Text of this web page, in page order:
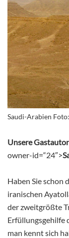
Saudi-Arabien
Unsere
owner-id=“24″>
Haben Sie schon
iranischen
der zweitgrößte
Erfüllungsgehilfe
man kennt sich